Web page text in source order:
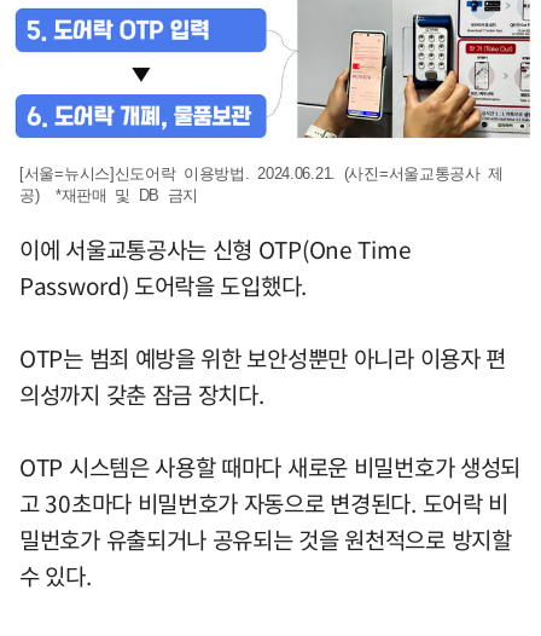
[서울=뉴시스]신도어락 이용방법. 2024.06.21. (사진=서울교통공사 제
공) *재판매 및 DB 금지
이에 서울교통공사는 신형 OTP(One Time
Password) 도어락을 도입했다.
OTP는 범죄 예방을 위한 보안성뿐만 아니라 이용자 편
의성까지 갖춘 잠금 장치다.
OTP 시스템은 사용할 때마다 새로운 비밀번호가 생성되
고 30초마다 비밀번호가 자동으로 변경된다. 도어락 비
밀번호가 유출되거나 공유되는 것을 원천적으로 방지할
수 있다.